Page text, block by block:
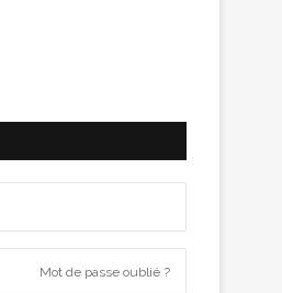
Mot de passe oublié ?